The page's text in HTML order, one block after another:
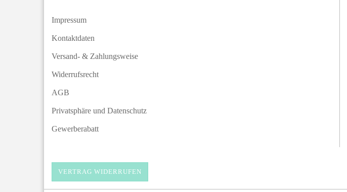
Impressum
Kontaktdaten
Versand- & Zahlungsweise
Widerrufsrecht
AGB
Privatsphäre und Datenschutz
Gewerberabatt
VERTRAG WIDERRUFEN